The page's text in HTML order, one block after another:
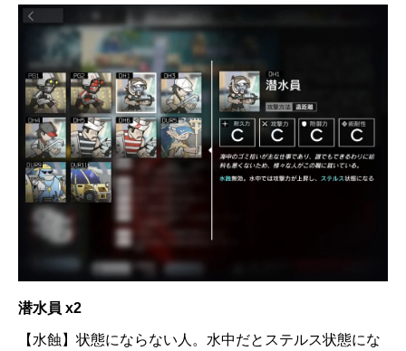
潜水員 x2
【水蝕】状態にならない人。水中だとステルス状態にな